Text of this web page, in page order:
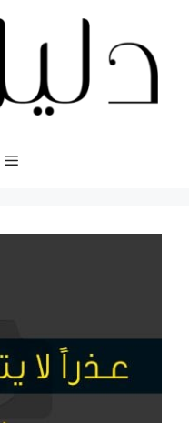
المحتوى